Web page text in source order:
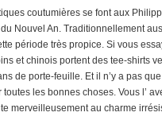
coutumières se font aux
Nouvel An. Traditionnellement
période très propice. Si vous
et chinois portent des tee-shirts
de porte-feuille. Et il n’y a pas
les bonnes choses. Vous l’
merveilleusement au charme